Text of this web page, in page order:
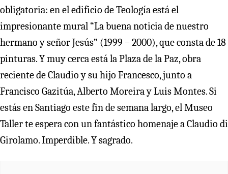
obligatoria: en el edificio de Teología está el
impresionante mural “La buena noticia de nuestro
hermano y señor Jesús” (1999 – 2000), que consta de 18
pinturas. Y muy cerca está la Plaza de la Paz, obra
reciente de Claudio y su hijo Francesco, junto a
Francisco Gazitúa, Alberto Moreira y Luis Montes. Si
estás en Santiago este fin de semana largo, el Museo
Taller te espera con un fantástico homenaje a Claudio di
Girolamo. Imperdible. Y sagrado.